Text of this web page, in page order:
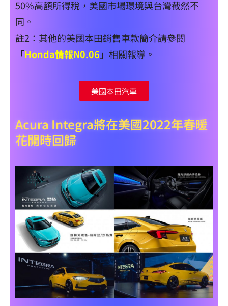
50%高額所得稅，美國市場環境與台灣截然不
同。
註2：其他的美國本田銷售車款簡介請參閱
「Honda情報N0.06 」相關報導。
美國本田汽車
Acura Integra將在美國2022年春暖
花開時回歸